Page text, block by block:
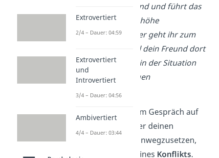
gleichen Wissensstand und führt das
Gespräch auf Augenhöhe
(symmetrisch). Später geht ihr zum
Vereinstraining. Weil dein Freund dort
Trainer ist, hörst du in der Situation
auf seine Anweisungen
(komplementär).
Versuchst du in einem Gespräch auf
Augenhöhe, dich über deinen
Gesprächspartner hinwegzusetzen,
besteht die Gefahr eines Konflikts.
Extrovertiert
2/4 – Dauer: 04:59
Extrovertiert
und
Introvertiert
3/4 – Dauer: 04:56
Ambivertiert
4/4 – Dauer: 03:44